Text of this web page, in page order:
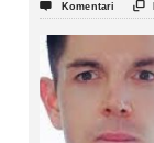
 Komentari 